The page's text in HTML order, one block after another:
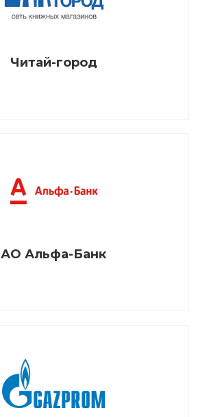
Читай-город
АО Альфа-Банк